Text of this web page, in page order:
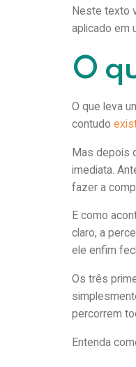
Neste texto
aplicado em
O
O que leva
contudo
Mas depois
imediata.
fazer a
E como
claro, a
ele enfim
Os três
percorrem
Entenda